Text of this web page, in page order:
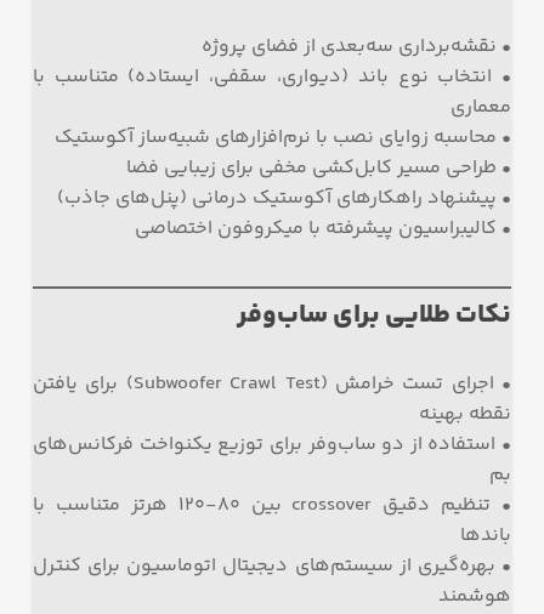
• نقشه‌برداری سه‌بعدی از فضای پروژه
• انتخاب نوع باند (دیواری، سقفی، ایستاده) متناسب با
معماری
• محاسبه زوایای نصب با نرم‌افزارهای شبیه‌ساز آکوستیک
• طراحی مسیر کابل‌کشی مخفی برای زیبایی فضا
• پیشنهاد راهکارهای آکوستیک درمانی (پنل‌های جاذب)
• کالیبراسیون پیشرفته با میکروفون اختصاصی
نکات طلایی برای ساب‌وفر
• اجرای تست خرامش (Subwoofer Crawl Test) برای یافتن
نقطه بهینه
• استفاده از دو ساب‌وفر برای توزیع یکنواخت فرکانس‌های
بم
• تنظیم دقیق crossover بین ۸۰-۱۲۰ هرتز متناسب با
باندها
• بهره‌گیری از سیستم‌های دیجیتال اتوماسیون برای کنترل
هوشمند